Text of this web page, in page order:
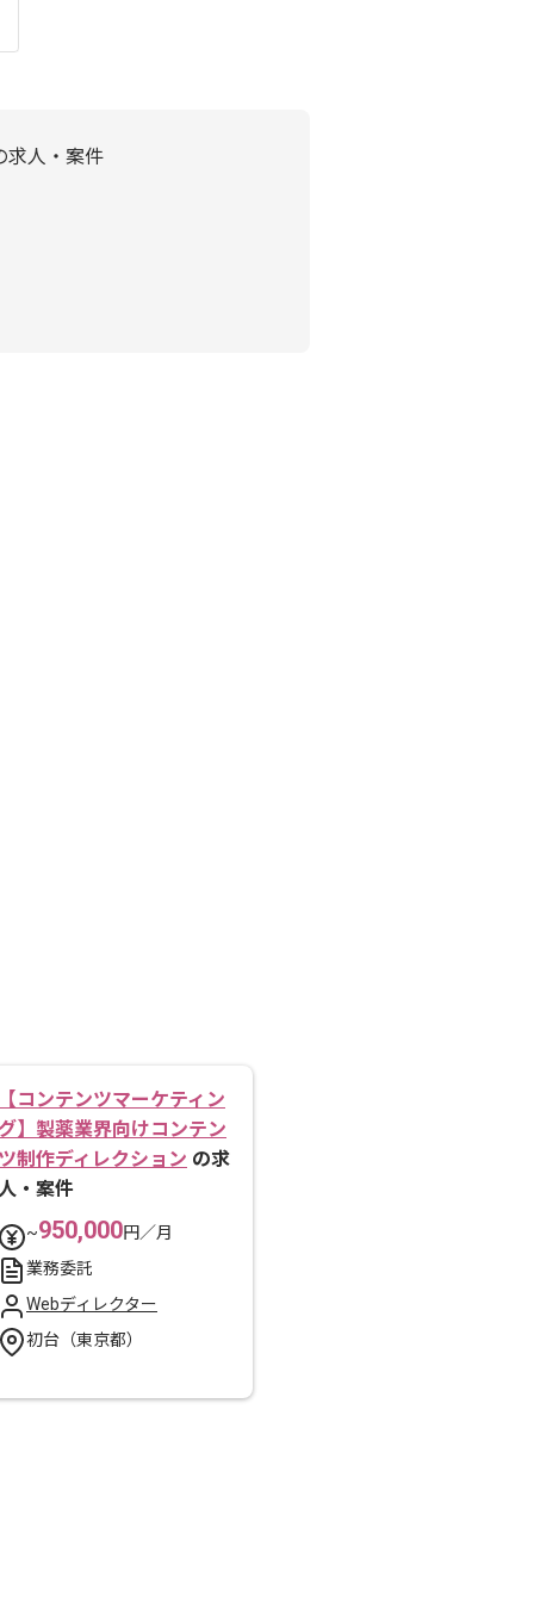
求人・案件
コンテンツマーケティン
】製薬業界向けコンテン
制作ディレクション の求
・案件
~950,000円／月
業務委託
Webディレクター
初台（東京都）